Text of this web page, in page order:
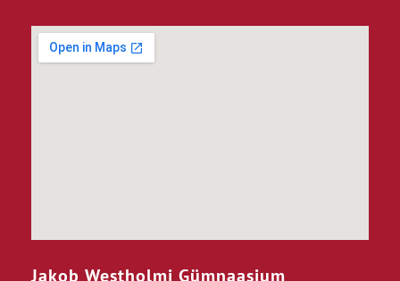
Jakob Westholmi Gümnaasium